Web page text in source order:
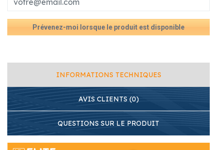
Prévenez-moi lorsque le produit est disponible
INFORMATIONS TECHNIQUES
AVIS CLIENTS (0)
QUESTIONS SUR LE PRODUIT